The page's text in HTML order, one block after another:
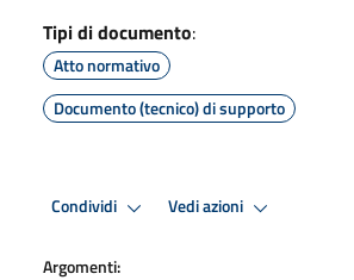
Tipi di documento:
Atto normativo
Documento (tecnico) di supporto
Condividi Vedi azioni
Argomenti: